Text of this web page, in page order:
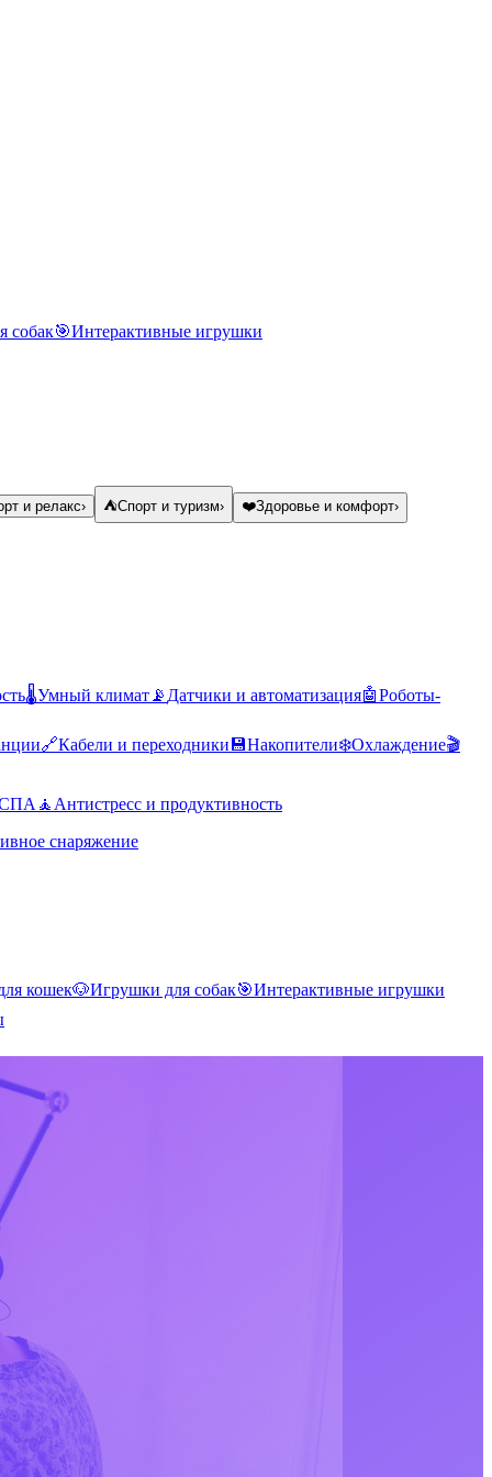
собак🎯Интерактивные игрушки
и релакс› ⛺Спорт и туризм› ❤️Здоровье и комфорт›
🌡️Умный климат 📡 Датчики и автоматизация🤖Роботы-
🔗Кабели и переходники 💾Накопители❄️Охлаждение🎬
СПА 🧘 Антистресс и продуктивность
снаряжение
кошек🐶Игрушки для собак🎯Интерактивные игрушки